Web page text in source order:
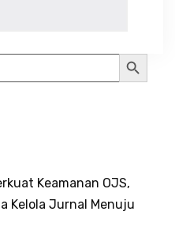
Search Button
Keamanan OJS,
Kelola Jurnal Menuju